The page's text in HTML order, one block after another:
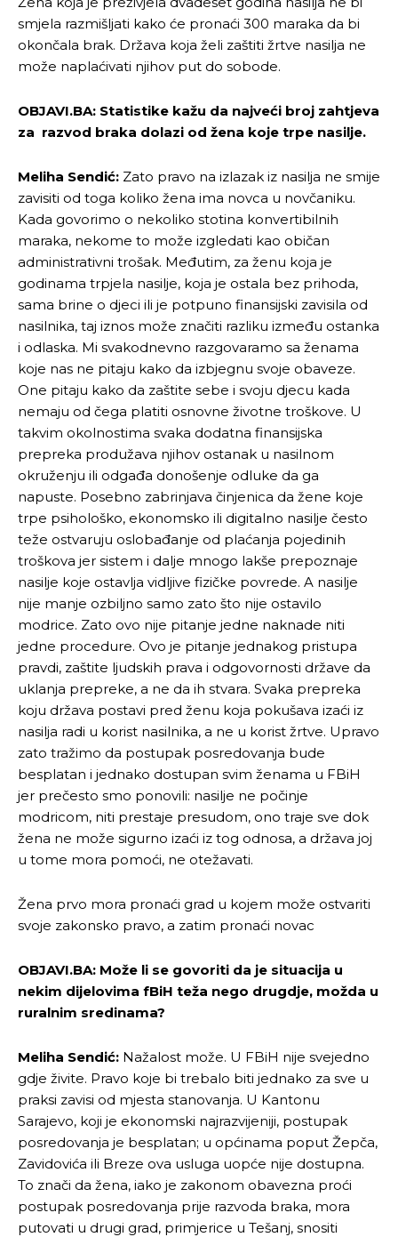
smjela razmišljati kako će pronaći 300 maraka da bi
okončala brak. Država koja želi zaštiti žrtve nasilja ne
može naplaćivati njihov put do sobode.
OBJAVI.BA: Statistike kažu da najveći broj zahtjeva
za razvod braka dolazi od žena koje trpe nasilje.
Meliha Sendić: Zato pravo na izlazak iz nasilja ne smije
zavisiti od toga koliko žena ima novca u novčaniku.
Kada govorimo o nekoliko stotina konvertibilnih
maraka, nekome to može izgledati kao običan
administrativni trošak. Međutim, za ženu koja je
godinama trpjela nasilje, koja je ostala bez prihoda,
sama brine o djeci ili je potpuno finansijski zavisila od
nasilnika, taj iznos može značiti razliku između ostanka
i odlaska. Mi svakodnevno razgovaramo sa ženama
koje nas ne pitaju kako da izbjegnu svoje obaveze.
One pitaju kako da zaštite sebe i svoju djecu kada
nemaju od čega platiti osnovne životne troškove. U
takvim okolnostima svaka dodatna finansijska
prepreka produžava njihov ostanak u nasilnom
okruženju ili odgađa donošenje odluke da ga
napuste. Posebno zabrinjava činjenica da žene koje
trpe psihološko, ekonomsko ili digitalno nasilje često
teže ostvaruju oslobađanje od plaćanja pojedinih
troškova jer sistem i dalje mnogo lakše prepoznaje
nasilje koje ostavlja vidljive fizičke povrede. A nasilje
nije manje ozbiljno samo zato što nije ostavilo
modrice. Zato ovo nije pitanje jedne naknade niti
jedne procedure. Ovo je pitanje jednakog pristupa
pravdi, zaštite ljudskih prava i odgovornosti države da
uklanja prepreke, a ne da ih stvara. Svaka prepreka
koju država postavi pred ženu koja pokušava izaći iz
nasilja radi u korist nasilnika, a ne u korist žrtve. Upravo
zato tražimo da postupak posredovanja bude
besplatan i jednako dostupan svim ženama u FBiH
jer prečesto smo ponovili: nasilje ne počinje
modricom, niti prestaje presudom, ono traje sve dok
žena ne može sigurno izaći iz tog odnosa, a država joj
u tome mora pomoći, ne otežavati.
Žena prvo mora pronaći grad u kojem može ostvariti
svoje zakonsko pravo, a zatim pronaći novac
OBJAVI.BA: Može li se govoriti da je situacija u
nekim dijelovima fBiH teža nego drugdje, možda u
ruralnim sredinama?
Meliha Sendić: Nažalost može. U FBiH nije svejedno
gdje živite. Pravo koje bi trebalo biti jednako za sve u
praksi zavisi od mjesta stanovanja. U Kantonu
Sarajevo, koji je ekonomski najrazvijeniji, postupak
posredovanja je besplatan; u općinama poput Žepča,
Zavidovića ili Breze ova usluga uopće nije dostupna.
To znači da žena, iako je zakonom obavezna proći
postupak posredovanja prije razvoda braka, mora
putovati u drugi grad, primjerice u Tešanj, snositi